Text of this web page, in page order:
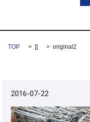
TOP [] original2
2016-07-22